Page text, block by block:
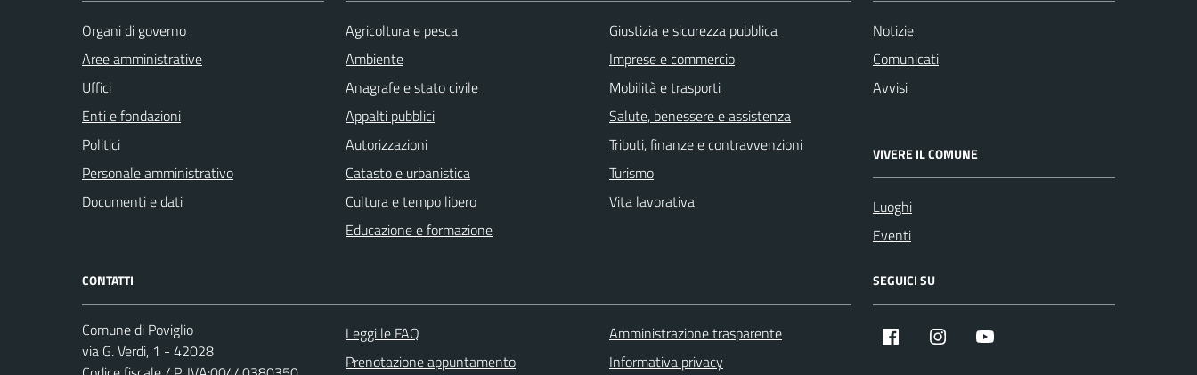
Organi di governo
Aree amministrative
Uffici
Enti e fondazioni
Politici
Personale amministrativo
Documenti e dati
Agricoltura e pesca
Ambiente
Anagrafe e stato civile
Appalti pubblici
Autorizzazioni
Catasto e urbanistica
Cultura e tempo libero
Educazione e formazione
Giustizia e sicurezza pubblica
Imprese e commercio
Mobilità e trasporti
Salute, benessere e assistenza
Tributi, finanze e contravvenzioni
Turismo
Vita lavorativa
Notizie
Comunicati
Avvisi
VIVERE IL COMUNE
Luoghi
Eventi
CONTATTI
Comune di Poviglio
via G. Verdi, 1 - 42028
Leggi le FAQ
Prenotazione appuntamento
Amministrazione trasparente
Informativa privacy
SEGUICI SU
Facebook Instagram